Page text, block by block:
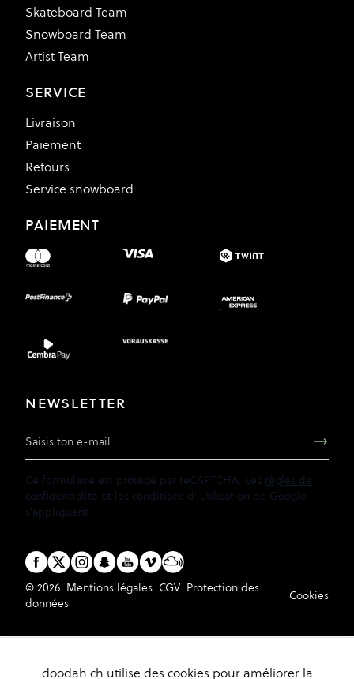
Skateboard Team
Snowboard Team
Artist Team
SERVICE
Livraison
Paiement
Retours
Service snowboard
PAIEMENT
NEWSLETTER
Adresse e-mail
Ce formulaire est protégé par reCAPTCHA. Les règles de
confidentialité et les conditions d' utilisation de Google
s'appliquent.
© 2026 Mentions légales CGV Protection des
données
Cookies
doodah.ch utilise des cookies pour améliorer la